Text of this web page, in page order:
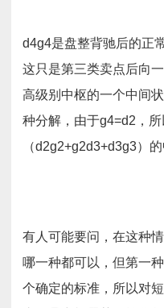
d4g4是盘整背驰后的正
这只是第三类卖点后向
高级别中枢的一个中间
种分解，由于g4=d2，
（d2g2+g2d3+d3g3）
有人可能要问，在这种
哪一种都可以，但第一
个确定的标准，所以对